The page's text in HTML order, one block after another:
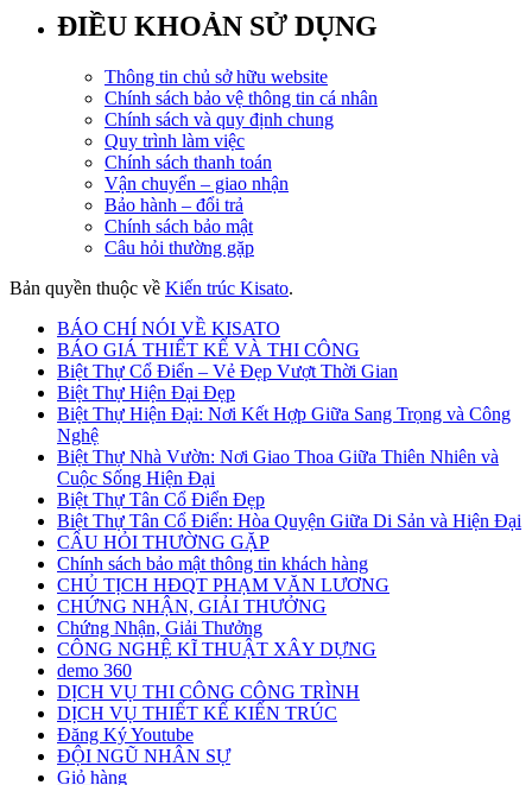
ĐIỀU KHOẢN SỬ DỤNG
Thông tin chủ sở hữu website
Chính sách bảo vệ thông tin cá nhân
Chính sách và quy định chung
Quy trình làm việc
Chính sách thanh toán
Vận chuyển – giao nhận
Bảo hành – đổi trả
Chính sách bảo mật
Câu hỏi thường gặp
Bản quyền thuộc về Kiến trúc Kisato.
BÁO CHÍ NÓI VỀ KISATO
BÁO GIÁ THIẾT KẾ VÀ THI CÔNG
Biệt Thự Cổ Điển – Vẻ Đẹp Vượt Thời Gian
Biệt Thự Hiện Đại Đẹp
Biệt Thự Hiện Đại: Nơi Kết Hợp Giữa Sang Trọng và Công
Nghệ
Biệt Thự Nhà Vườn: Nơi Giao Thoa Giữa Thiên Nhiên và
Cuộc Sống Hiện Đại
Biệt Thự Tân Cổ Điển Đẹp
Biệt Thự Tân Cổ Điển: Hòa Quyện Giữa Di Sản và Hiện Đại
CÂU HỎI THƯỜNG GẶP
Chính sách bảo mật thông tin khách hàng
CHỦ TỊCH HĐQT PHẠM VĂN LƯƠNG
CHỨNG NHẬN, GIẢI THƯỞNG
Chứng Nhận, Giải Thưởng
CÔNG NGHỆ KĨ THUẬT XÂY DỰNG
demo 360
DỊCH VỤ THI CÔNG CÔNG TRÌNH
DỊCH VỤ THIẾT KẾ KIẾN TRÚC
Đăng Ký Youtube
ĐỘI NGŨ NHÂN SỰ
Giỏ hàng